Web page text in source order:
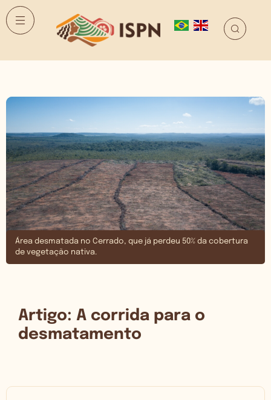
Área desmatada no Cerrado, que já perdeu 50% da cobertura
de vegetação nativa.
Artigo: A corrida para o
desmatamento